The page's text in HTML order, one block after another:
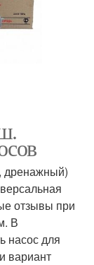
дренажный)
отзывы при
В
насос для
вариант